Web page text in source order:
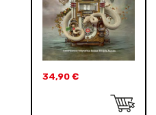
34,90 €